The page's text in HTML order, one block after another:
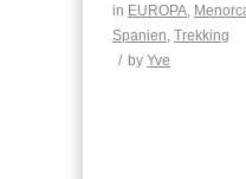
in EUROPA
Spanien Trekking
/ by Yve